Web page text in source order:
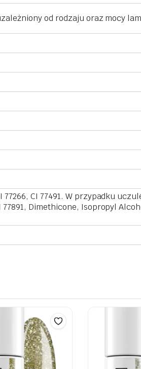
od rodzaju oraz mocy
CI 77491. W przypadku
Dimethicone, Isopropyl